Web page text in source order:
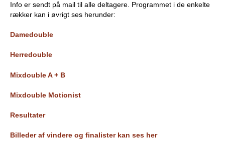
d
e
n
e
s
T
MOTIONISTER
PADEL I ATK
Info er sendt på mail til alle deltagere. Programmet i de enkelte
rækker kan i øvrigt ses herunder:
Damedouble
Herredouble
Mixdouble A + B
Mixdouble Motionist
Resultater
Billeder af vindere og finalister kan ses her